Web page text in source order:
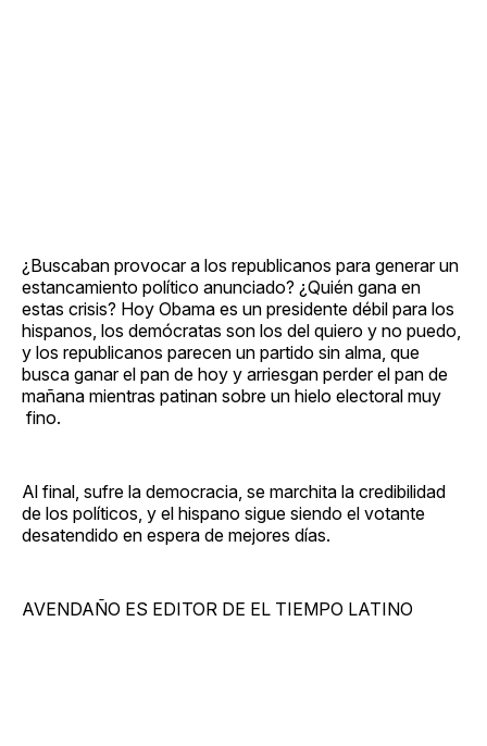
¿Buscaban provocar a los republicanos para generar un
estancamiento político anunciado? ¿Quién gana en
estas crisis? Hoy Obama es un presidente débil para los
hispanos, los demócratas son los del quiero y no puedo,
y los republicanos parecen un partido sin alma, que
busca ganar el pan de hoy y arriesgan perder el pan de
mañana mientras patinan sobre un hielo electoral muy
fino.
Al final, sufre la democracia, se marchita la credibilidad
de los políticos, y el hispano sigue siendo el votante
desatendido en espera de mejores días.
AVENDAÑO ES EDITOR DE EL TIEMPO LATINO